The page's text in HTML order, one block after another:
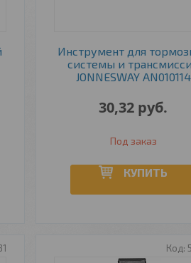
Инструмент для
системы и
JONNESWAY AN010114
30,32 руб.
Под заказ
КУПИТЬ